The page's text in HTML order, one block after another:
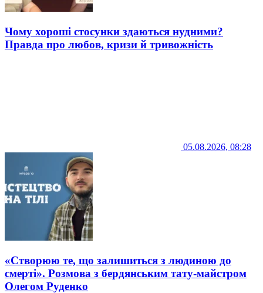
Чому хороші стосунки здаються нудними?
Правда про любов, кризи й тривожність
05.08.2026, 08:28
«Створюю те, що залишиться з людиною до
смерті». Розмова з бердянським тату-майстром
Олегом Руденко